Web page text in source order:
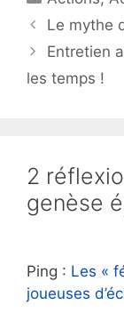
Le mythe
Entretien
les temps !
2
genèse
Ping : Les «
joueuses